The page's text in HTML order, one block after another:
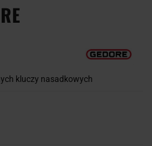
kluczy nasadkowych